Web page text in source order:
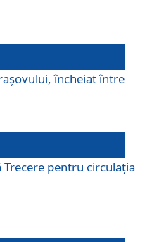
încheiat între
pentru circulația